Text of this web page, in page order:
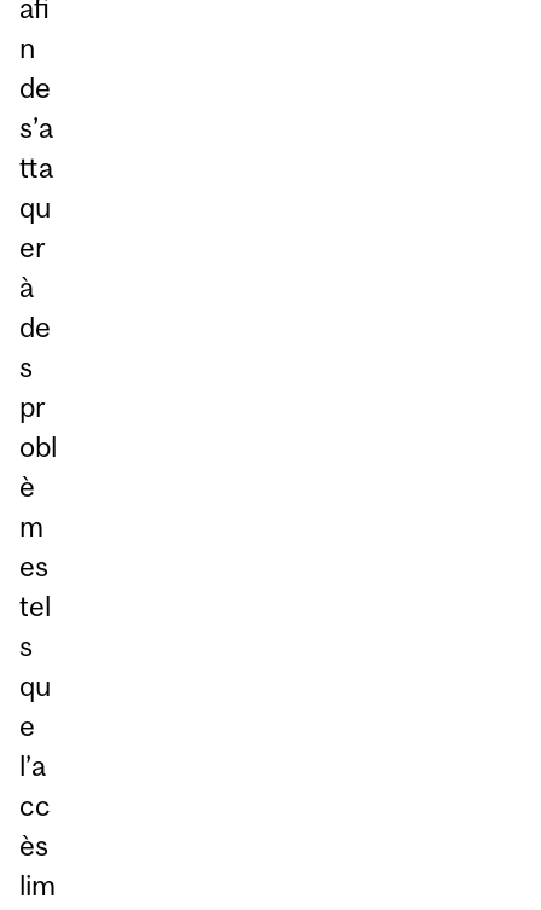
afi
n
de
s’a
tta
qu
er
à
de
s
pr
obl
è
m
es
tel
s
qu
e
l’a
cc
ès
lim